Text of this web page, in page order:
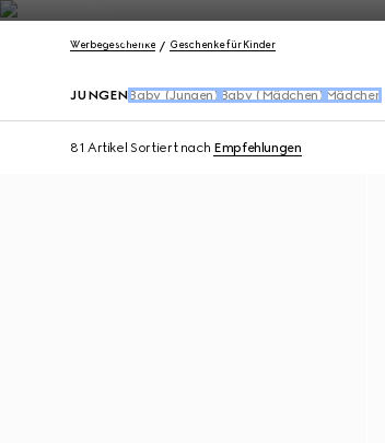
Kontakt
Werbegeschenke Geschenke für Kinder
JUNGEN Baby (Jungen) Baby (Mädchen) Mädchen
81 Artikel Sortiert nach Empfehlungen